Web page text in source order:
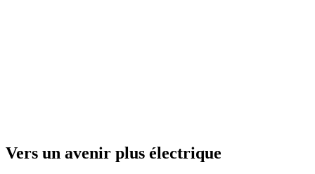
Vers un avenir plus électrique